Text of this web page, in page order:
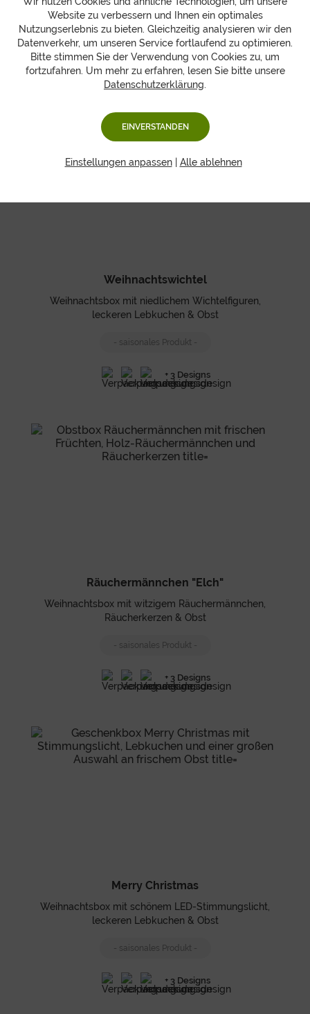
Lebkuchen & Obst
- saisonales Produkt -
+ 3 Designs
Weihnachtswichtel
Weihnachtsbox mit niedlichem Wichtelfiguren,
leckeren Lebkuchen & Obst
- saisonales Produkt -
+ 3 Designs
Räuchermännchen "Elch"
Weihnachtsbox mit witzigem Räuchermännchen,
Räucherkerzen & Obst
- saisonales Produkt -
+ 3 Designs
Merry Christmas
Weihnachtsbox mit schönem LED-Stimmungslicht,
leckeren Lebkuchen & Obst
- saisonales Produkt -
+ 3 Designs
Website zu verbessern und Ihnen ein optimales
Nutzungserlebnis zu bieten. Gleichzeitig analysieren wir den
Datenverkehr, um unseren Service fortlaufend zu optimieren.
Bitte stimmen Sie der Verwendung von Cookies zu, um
fortzufahren. Um mehr zu erfahren, lesen Sie bitte unsere
Datenschutzerklärung.
EINVERSTANDEN
Einstellungen anpassen| Alle ablehnen